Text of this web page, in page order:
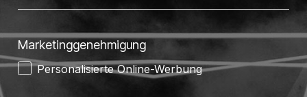
Marketinggenehmigung
Personalisierte Online-Werbung